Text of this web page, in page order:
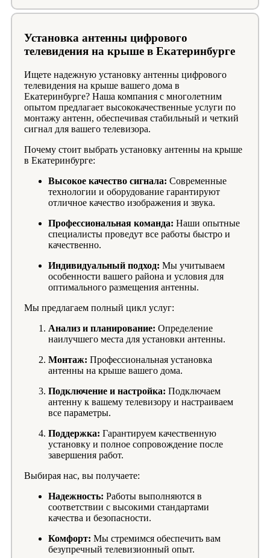
Установка антенны цифрового
телевидения на крыше в Екатеринбурге
Ищете надежную установку антенны цифрового
телевидения на крыше вашего дома в
Екатеринбурге? Наша компания с многолетним
опытом предлагает высококачественные услуги по
монтажу антенн, обеспечивая стабильный и четкий
сигнал для вашего телевизора.
Почему стоит выбрать установку антенны на крыше
в Екатеринбурге:
Высокое качество сигнала: Современные
технологии и оборудование гарантируют
отличное качество изображения и звука.
Профессиональная команда: Наши опытные
специалисты проведут все работы быстро и
качественно.
Индивидуальный подход: Мы учитываем
особенности вашего района и условия для
оптимального размещения антенны.
Мы предлагаем полный цикл услуг:
Анализ и планирование: Определение
наилучшего места для установки антенны.
Монтаж: Профессиональная установка
антенны на крыше вашего дома.
Подключение и настройка: Подключаем
антенну к вашему телевизору и настраиваем
все параметры.
Поддержка: Гарантируем качественную
установку и полное сопровождение после
завершения работ.
Выбирая нас, вы получаете:
Надежность: Работы выполняются в
соответствии с высокими стандартами
качества и безопасности.
Комфорт: Мы стремимся обеспечить вам
безупречный телевизионный опыт.